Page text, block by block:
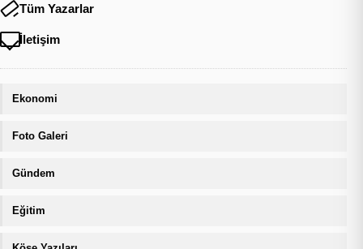
Tüm Yazarlar
İletişim
Ekonomi
Foto Galeri
Gündem
Eğitim